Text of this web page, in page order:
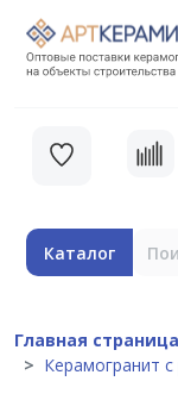
Каталог
Главная страница
Керамогранит